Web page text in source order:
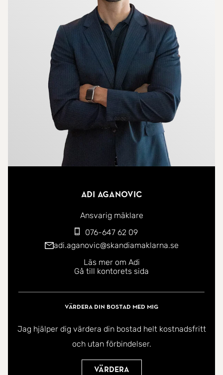
Adi Aganovic
Ansvarig mäklare
076-647 62 09
adi.aganovic@skandiamaklarna.se
Läs mer om Adi
Gå till kontorets sida
Värdera din bostad med mig
Jag hjälper dig värdera din bostad helt kostnadsfritt
och utan förbindelser.
Värdera